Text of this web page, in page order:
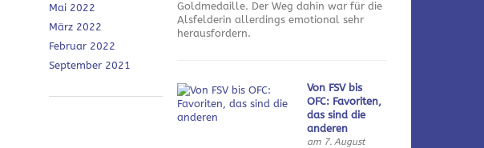
Mai 2022
März 2022
Februar 2022
September 2021
Goldmedaille. Der Weg dahin war für die
Alsfelderin allerdings emotional sehr
herausfordern.
Von FSV bis
OFC: Favoriten,
das sind die
anderen
am 7. August